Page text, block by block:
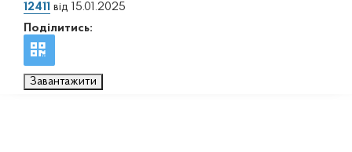
12411 від 15.01.2025
Поділитись:
Завантажити